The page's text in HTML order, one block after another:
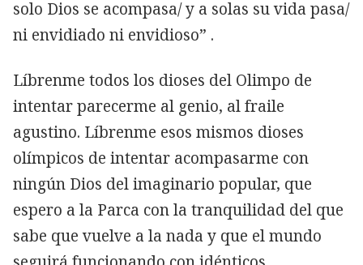
solo Dios se acompasa/ y a solas su vida pasa/
ni envidiado ni envidioso” .
Líbrenme todos los dioses del Olimpo de
intentar parecerme al genio, al fraile
agustino. Líbrenme esos mismos dioses
olímpicos de intentar acompasarme con
ningún Dios del imaginario popular, que
espero a la Parca con la tranquilidad del que
sabe que vuelve a la nada y que el mundo